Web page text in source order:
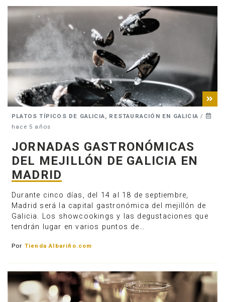
PLATOS TÍPICOS DE GALICIA, RESTAURACIÓN EN GALICIA /
hace 5 años
JORNADAS GASTRONÓMICAS
DEL MEJILLÓN DE GALICIA EN
MADRID
Durante cinco días, del 14 al 18 de septiembre,
Madrid será la capital gastronómica del mejillón de
Galicia. Los showcookings y las degustaciones que
tendrán lugar en varios puntos de…
Por Tienda Albariño.com